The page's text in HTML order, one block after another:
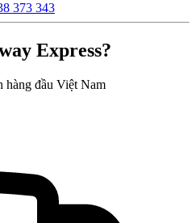
373 343
Express?
hàng đầu Việt Nam